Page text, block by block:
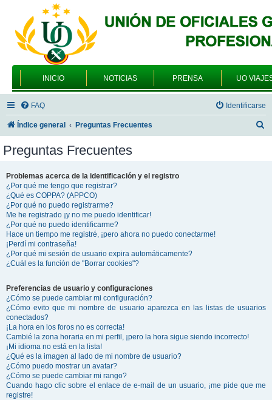
INICIO NOTICIAS PRENSA UO
FAQ Identificarse
Índice general Preguntas Frecuentes
Preguntas Frecuentes
Problemas acerca de la identificación y el registro
¿Por qué me tengo que registrar?
¿Qué es COPPA? (APPCO)
¿Por qué no puedo registrarme?
Me he registrado ¡y no me puedo identificar!
¿Por qué no puedo identificarme?
Hace un tiempo me registré, ¡pero ahora no puedo conectarme!
¡Perdí mi contraseña!
¿Por qué mi sesión de usuario expira automáticamente?
¿Cuál es la función de "Borrar cookies"?
Preferencias de usuario y configuraciones
¿Cómo se puede cambiar mi configuración?
¿Cómo evito que mi nombre de usuario aparezca en las listas de usuarios
conectados?
¡La hora en los foros no es correcta!
Cambié la zona horaria en mi perfil, ¡pero la hora sigue siendo incorrecto!
¡Mi idioma no está en la lista!
¿Qué es la imagen al lado de mi nombre de usuario?
¿Cómo puedo mostrar un avatar?
¿Cómo se puede cambiar mi rango?
Cuando hago clic sobre el enlace de e-mail de un usuario, ¡me pide que me
registre!